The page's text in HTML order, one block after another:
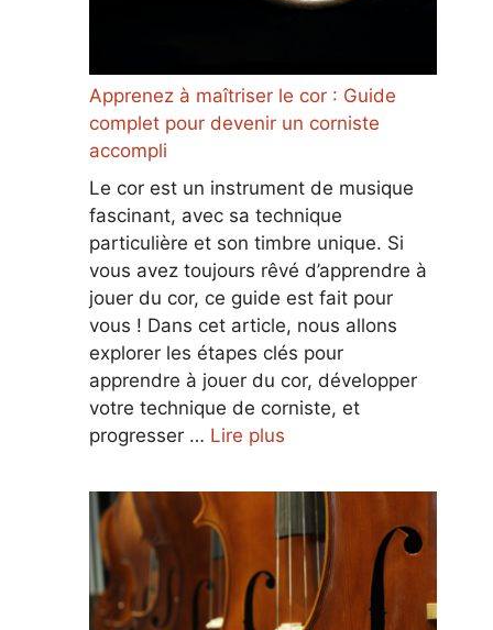
Apprenez à maîtriser le cor : Guide
complet pour devenir un corniste
accompli
Le cor est un instrument de musique
fascinant, avec sa technique
particulière et son timbre unique. Si
vous avez toujours rêvé d’apprendre à
jouer du cor, ce guide est fait pour
vous ! Dans cet article, nous allons
explorer les étapes clés pour
apprendre à jouer du cor, développer
votre technique de corniste, et
progresser … Lire plus